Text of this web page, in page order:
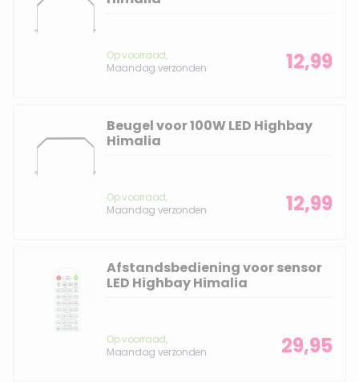
Op voorraad,
Maandag verzonden
12,99
Beugel voor 100W LED Highbay
Himalia
Op voorraad,
Maandag verzonden
12,99
Afstandsbediening voor sensor
LED Highbay Himalia
Op voorraad,
Maandag verzonden
29,95